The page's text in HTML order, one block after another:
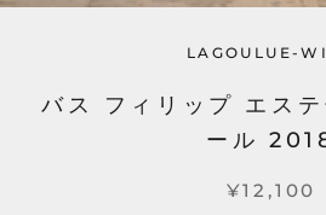
LAGOULUE-
バス フィリップ エス
ール
¥12,100